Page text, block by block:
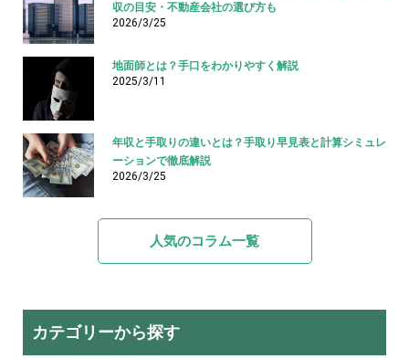
収の目安・不動産会社の選び方も
2026/3/25
地面師とは？手口をわかりやすく解説
2025/3/11
年収と手取りの違いとは？手取り早見表と計算シミュレ
ーションで徹底解説
2026/3/25
人気のコラム一覧
カテゴリーから探す